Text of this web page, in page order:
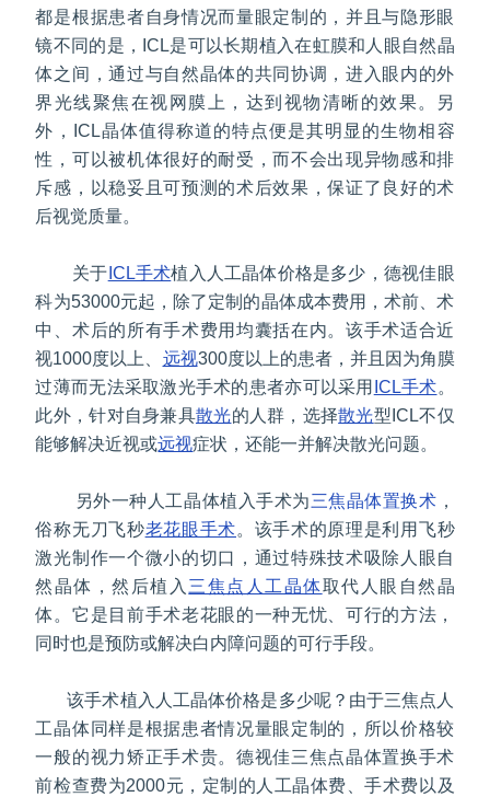
都是根据患者自身情况而量眼定制的，并且与隐形眼
镜不同的是，ICL是可以长期植入在虹膜和人眼自然晶
体之间，通过与自然晶体的共同协调，进入眼内的外
界光线聚焦在视网膜上，达到视物清晰的效果。另
外，ICL晶体值得称道的特点便是其明显的生物相容
性，可以被机体很好的耐受，而不会出现异物感和排
斥感，以稳妥且可预测的术后效果，保证了良好的术
后视觉质量。
关于 ICL手术植入人工晶体价格是多少，德视佳眼
科为53000元起，除了定制的晶体成本费用，术前、术
中、术后的所有手术费用均囊括在内。该手术适合近
视1000度以上、 远视300度以上的患者，并且因为角膜
过薄而无法采取激光手术的患者亦可以采用 ICL手术。
此外，针对自身兼具散光的人群，选择散光型ICL不仅
能够解决近视或远视症状，还能一并解决散光问题。
另外一种人工晶体植入手术为三焦晶体置换术 ，
俗称无刀飞秒老花眼手术。该手术的原理是利用飞秒
激光制作一个微小的切口，通过特殊技术吸除人眼自
然晶体，然后植入 三焦点人工晶体取代人眼自然晶
体。它是目前手术老花眼的一种无忧、可行的方法，
同时也是预防或解决白内障问题的可行手段。
该手术植入人工晶体价格是多少呢？由于三焦点人
工晶体同样是根据患者情况量眼定制的，所以价格较
一般的视力矫正手术贵。德视佳三焦点晶体置换手术
前检查费为2000元，定制的人工晶体费、手术费以及